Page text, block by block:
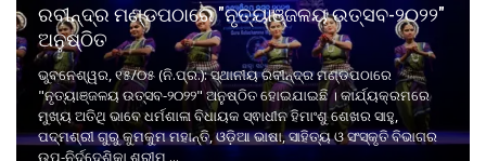
ରବୀନ୍ଦ୍ର ମଣ୍ଡପଠାରେ "ନୃତ୍ୟାଞ୍ଜଳୟ ଉତ୍ସବ-୨୦୨୨"
ଅନୁଷ୍ଠିତ
ଭୁବନେଶ୍ୱର, ୧୫/୦୫ (ନି.ପ୍ର.): ସ୍ଥାନୀୟ ରବୀନ୍ଦ୍ର ମଣ୍ଡପଠାରେ
"ନୃତ୍ୟାଞ୍ଜଳୟ ଉତ୍ସବ-୨୦୨୨" ଅନୁଷ୍ଠିତ ହୋଇଯାଇଛି । କାର୍ଯ୍ୟକ୍ରମରେ
ମୁଖ୍ୟ ଅତିଥି ଭାବେ ଧର୍ମଶାଳା ବିଧାୟକ ସ୍ଵାଧୀନ ହିମାଂଶୁ ଶେଖର ସାହୁ,
ପଦ୍ମଶ୍ରୀ ଗୁରୁ କୁମକୁମ ମହାନ୍ତି, ଓଡ଼ିଆ ଭାଷା, ସାହିତ୍ୟ ଓ ସଂସ୍କୃତି ବିଭାଗର
ଉପ-ନିର୍ଦ୍ଦେଶିକା ଶ୍ରୀମ ...